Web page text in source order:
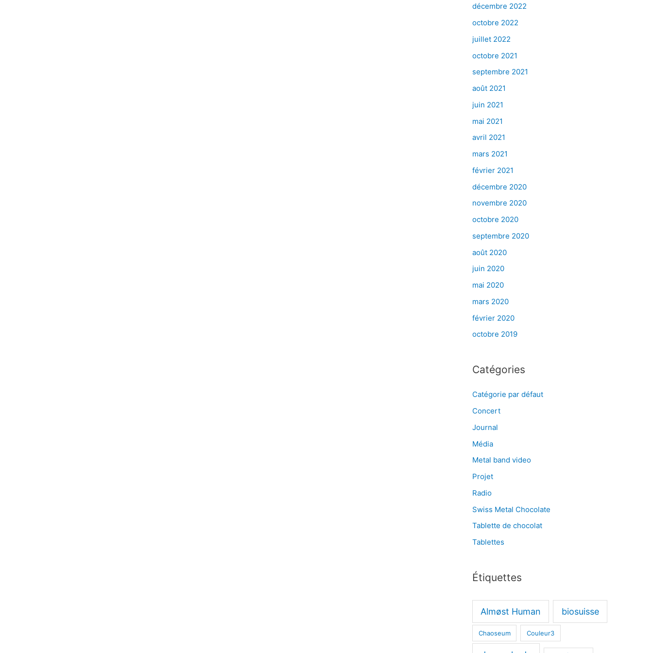
décembre 2022
octobre 2022
juillet 2022
octobre 2021
septembre 2021
août 2021
juin 2021
mai 2021
avril 2021
mars 2021
février 2021
décembre 2020
novembre 2020
octobre 2020
septembre 2020
août 2020
juin 2020
mai 2020
mars 2020
février 2020
octobre 2019
Catégories
Catégorie par défaut
Concert
Journal
Média
Metal band video
Projet
Radio
Swiss Metal Chocolate
Tablette de chocolat
Tablettes
Étiquettes
Almøst Human biosuisse
Chaoseum Couleur3